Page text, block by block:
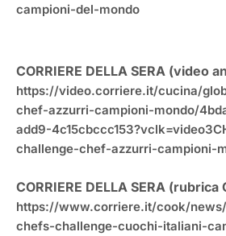
campioni-del-mondo
CORRIERE DELLA SERA (video
https://video.corriere.it/cucina/
chef-azzurri-campioni-mondo/
add9-
challenge-chef-azzurri-campioni-
CORRIERE DELLA SERA (rubrica
https://www.corriere.it/cook/
chefs-challenge-cuochi-italiani-